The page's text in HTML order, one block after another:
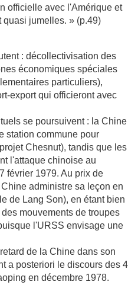
officielle avec l'Amérique et
quasi jumelles. » (p.49)
: décollectivisation des
économiques spéciales
particuliers),
export qui officieront avec
se poursuivent : la Chine
station commune pour
Chesnut), tandis que les
l'attaque chinoise au
février 1979. Au prix de
administre sa leçon en
de Lang Son), en étant bien
mouvements de troupes
l'URSS envisage une
de la Chine dans son
a posteriori le discours des 4
en décembre 1978.